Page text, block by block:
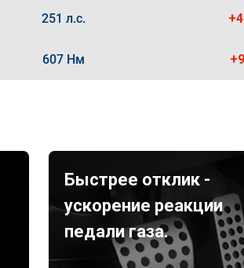
251 л.с.
607 Нм
Быстрее отклик -
ускорение реакции
педали газа.